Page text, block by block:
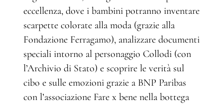
eccellenza, dove i bambini potranno inventare
scarpette colorate alla moda (grazie alla
Fondazione Ferragamo), analizzare documenti
speciali intorno al personaggio Collodi (con
l’Archivio di Stato) e scoprire le verità sul
cibo e sulle emozioni grazie a BNP Paribas
con l’associazione Fare x bene nella bottega